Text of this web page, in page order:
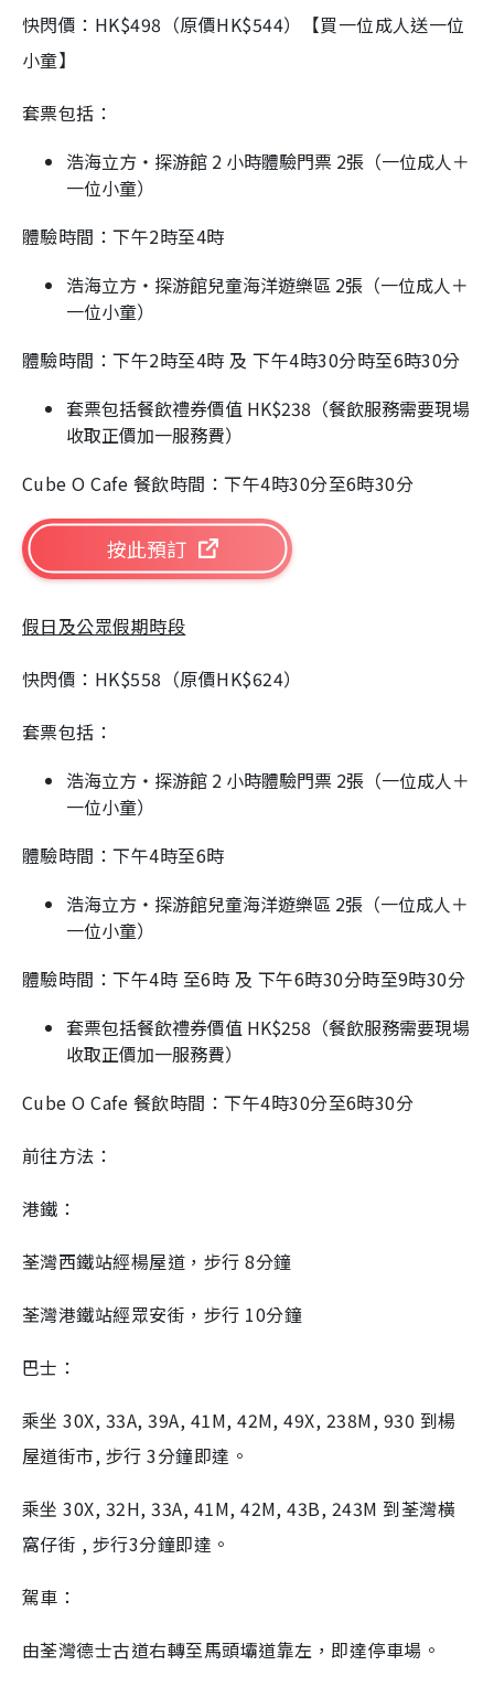
快閃價：HK$498（原價HK$544）【買一位成人送一位
小童】
套票包括：
浩海立方‧探游館 2 小時體驗門票 2張（一位成人＋
一位小童）
體驗時間：下午2時至4時
浩海立方‧探游館兒童海洋遊樂區 2張（一位成人＋
一位小童）
體驗時間：下午2時至4時 及 下午4時30分時至6時30分
套票包括餐飲禮券價值 HK$238（餐飲服務需要現場
收取正價加一服務費）
Cube O Cafe 餐飲時間：下午4時30分至6時30分
按此預訂
假日及公眾假期時段
快閃價：HK$558（原價HK$624）
套票包括：
浩海立方‧探游館 2 小時體驗門票 2張（一位成人＋
一位小童）
體驗時間：下午4時至6時
浩海立方‧探游館兒童海洋遊樂區 2張（一位成人＋
一位小童）
體驗時間：下午4時 至6時 及 下午6時30分時至9時30分
套票包括餐飲禮券價值 HK$258（餐飲服務需要現場
收取正價加一服務費）
Cube O Cafe 餐飲時間：下午4時30分至6時30分
前往方法：
港鐵：
荃灣西鐵站經楊屋道，步行 8分鐘
荃灣港鐵站經眾安街，步行 10分鐘
巴士：
乘坐 30X, 33A, 39A, 41M, 42M, 49X, 238M, 930 到楊
屋道街市, 步行 3分鐘即達。
乘坐 30X, 32H, 33A, 41M, 42M, 43B, 243M 到荃灣橫
窩仔街 , 步行3分鐘即達。
駕車：
由荃灣德士古道右轉至馬頭壩道靠左，即達停車場。